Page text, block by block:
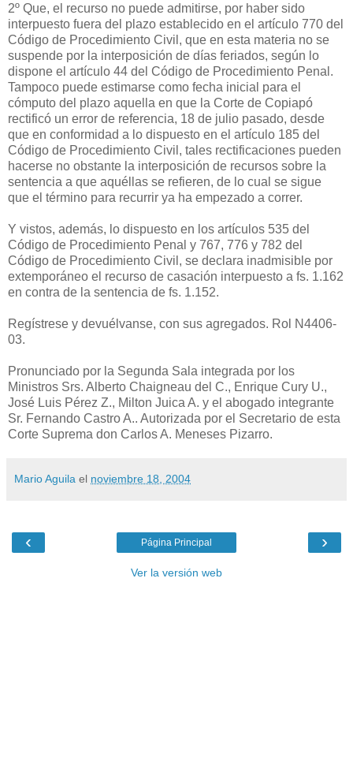
2º Que, el recurso no puede admitirse, por haber sido
interpuesto fuera del plazo establecido en el artículo 770 del
Código de Procedimiento Civil, que en esta materia no se
suspende por la interposición de días feriados, según lo
dispone el artículo 44 del Código de Procedimiento Penal.
Tampoco puede estimarse como fecha inicial para el
cómputo del plazo aquella en que la Corte de Copiapó
rectificó un error de referencia, 18 de julio pasado, desde
que en conformidad a lo dispuesto en el artículo 185 del
Código de Procedimiento Civil, tales rectificaciones pueden
hacerse no obstante la interposición de recursos sobre la
sentencia a que aquéllas se refieren, de lo cual se sigue
que el término para recurrir ya ha empezado a correr.
Y vistos, además, lo dispuesto en los artículos 535 del
Código de Procedimiento Penal y 767, 776 y 782 del
Código de Procedimiento Civil, se declara inadmisible por
extemporáneo el recurso de casación interpuesto a fs. 1.162
en contra de la sentencia de fs. 1.152.
Regístrese y devuélvanse, con sus agregados. Rol N4406-
03.
Pronunciado por la Segunda Sala integrada por los
Ministros Srs. Alberto Chaigneau del C., Enrique Cury U.,
José Luis Pérez Z., Milton Juica A. y el abogado integrante
Sr. Fernando Castro A.. Autorizada por el Secretario de esta
Corte Suprema don Carlos A. Meneses Pizarro.
Mario Aguila el noviembre 18, 2004
‹ ›
Página Principal
Ver la versión web